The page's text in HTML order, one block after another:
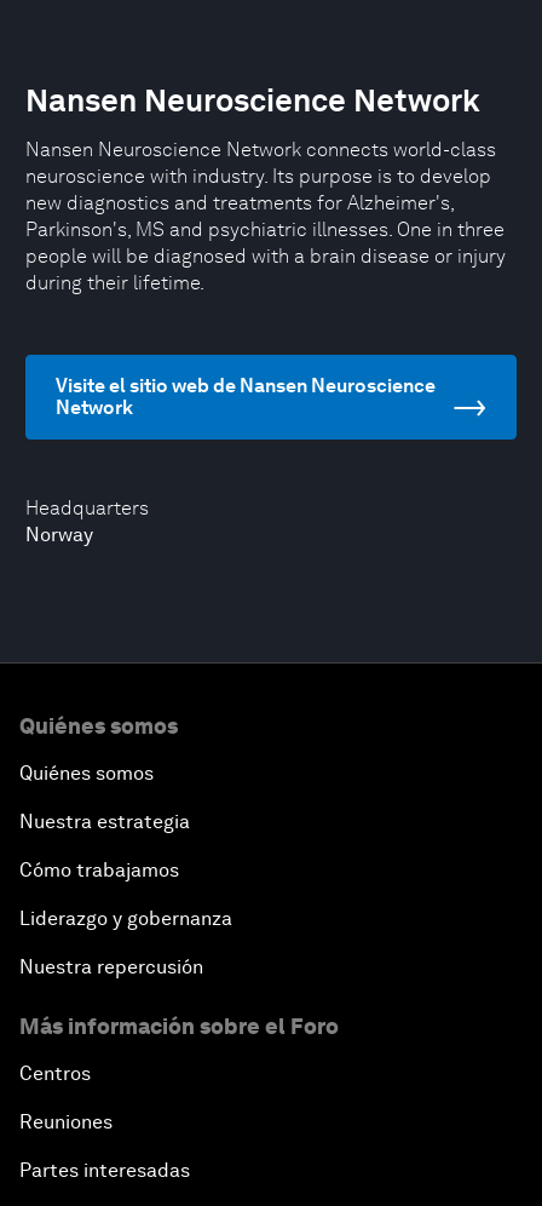
Headquarters
Norway
Nansen Neuroscience Network
Nansen Neuroscience Network connects world-class
neuroscience with industry. Its purpose is to develop
new diagnostics and treatments for Alzheimer's,
Parkinson's, MS and psychiatric illnesses. One in three
people will be diagnosed with a brain disease or injury
during their lifetime.
Visite el sitio web de Nansen Neuroscience
Network
Quiénes somos
Quiénes somos
Nuestra estrategia
Cómo trabajamos
Liderazgo y gobernanza
Nuestra repercusión
Más información sobre el Foro
Centros
Reuniones
Partes interesadas